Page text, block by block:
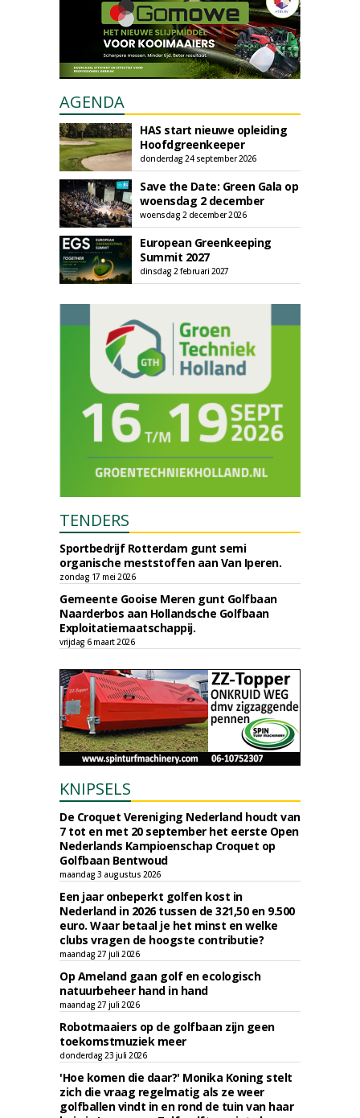
AGENDA
HAS start nieuwe opleiding
Hoofdgreenkeeper
donderdag 24 september 2026
Save the Date: Green Gala op
woensdag 2 december
woensdag 2 december 2026
European Greenkeeping
Summit 2027
dinsdag 2 februari 2027
TENDERS
Sportbedrijf Rotterdam gunt semi
organische meststoffen aan Van Iperen.
zondag 17 mei 2026
Gemeente Gooise Meren gunt Golfbaan
Naarderbos aan Hollandsche Golfbaan
Exploitatiemaatschappij.
vrijdag 6 maart 2026
KNIPSELS
De Croquet Vereniging Nederland houdt van
7 tot en met 20 september het eerste Open
Nederlands Kampioenschap Croquet op
Golfbaan Bentwoud
maandag 3 augustus 2026
Een jaar onbeperkt golfen kost in
Nederland in 2026 tussen de 321,50 en 9.500
euro. Waar betaal je het minst en welke
clubs vragen de hoogste contributie?
maandag 27 juli 2026
Op Ameland gaan golf en ecologisch
natuurbeheer hand in hand
maandag 27 juli 2026
Robotmaaiers op de golfbaan zijn geen
toekomstmuziek meer
donderdag 23 juli 2026
'Hoe komen die daar?' Monika Koning stelt
zich die vraag regelmatig als ze weer
golfballen vindt in en rond de tuin van haar